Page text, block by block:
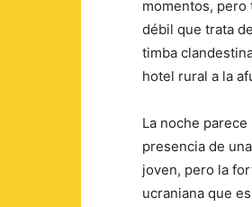
momentos, pero
débil que trata
timba
hotel rural a la
La noche
presencia de
joven, pero la
ucraniana que